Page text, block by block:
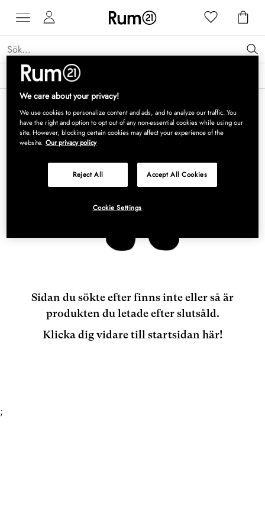
Få 15 % rabatt på Grythyttan Stålmöbler* →
Sidan du sökte efter finns inte eller så är
produkten du letade efter slutsåld.
Klicka dig vidare till startsidan här!
;
We care about your privacy!
We use cookies to personalize content and ads, and to analyze our traffic. You
have the right and option to opt out of any non-essential cookies while using our
site. However, blocking certain cookies may affect your experience of the
website. Our privacy policy
Reject All Accept All Cookies
Cookie Settings